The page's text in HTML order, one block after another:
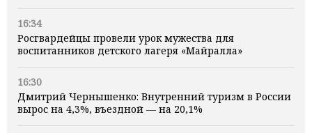
16:34
Росгвардейцы провели урок мужества для
воспитанников детского лагеря «Майралла»
16:30
Дмитрий Чернышенко: Внутренний туризм в России
вырос на 4,3%, въездной — на 20,1%